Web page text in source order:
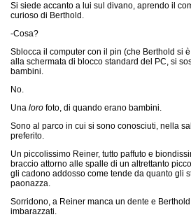
Si siede accanto a lui sul divano, aprendo il
curioso di Berthold.
-Cosa?
Sblocca il computer con il pin (che Berthold si
alla schermata di blocco standard del PC, si
bambini.
No.
Una loro foto, di quando erano bambini.
Sono al parco in cui si sono conosciuti, nella
preferito.
Un piccolissimo Reiner, tutto paffuto e
braccio attorno alle spalle di un altrettanto
gli cadono addosso come tende da quanto gli
paonazza.
Sorridono, a Reiner manca un dente e
imbarazzati.